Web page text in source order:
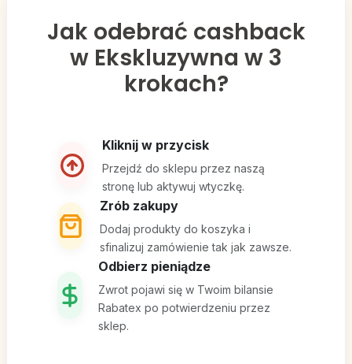
Jak odebrać cashback
w Ekskluzywna w 3
krokach?
Kliknij w przycisk
Przejdź do sklepu przez naszą
stronę lub aktywuj wtyczkę.
Zrób zakupy
Dodaj produkty do koszyka i
sfinalizuj zamówienie tak jak zawsze.
Odbierz pieniądze
Zwrot pojawi się w Twoim bilansie
Rabatex po potwierdzeniu przez
sklep.